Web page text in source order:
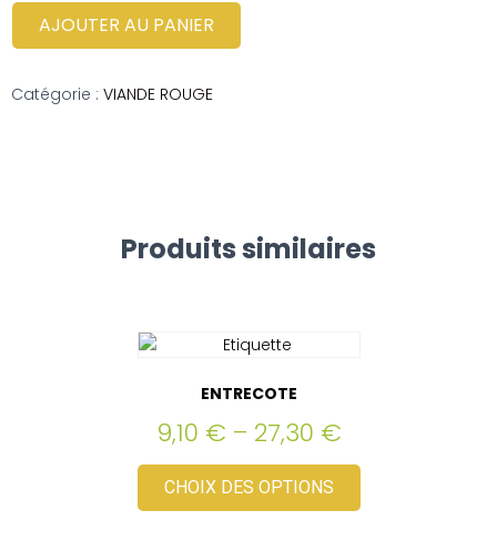
AJOUTER AU PANIER
Catégorie : VIANDE ROUGE
Produits similaires
ENTRECOTE
9,10 € – 27,30 €
CHOIX DES OPTIONS